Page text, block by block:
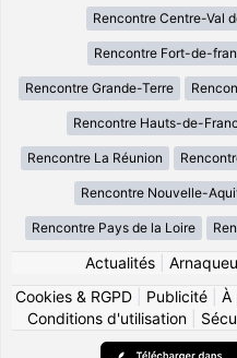
Rencontre Centre-Val
Rencontre Fort-de-
Rencontre Grande-Terre
Rencontre Hauts-de-
Rencontre La Réunion
Rencontre Nouvelle-
Rencontre Pays de la Loire
Actualités|
Cookies & RGPD
Publicité À
Conditions d'utilisation|